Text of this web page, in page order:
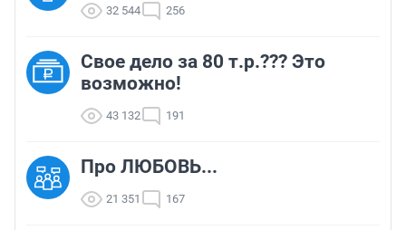
32 544 256
Свое дело за 80 т.р.??? Это
возможно!
43 132 191
Про ЛЮБОВЬ...
21 351 167